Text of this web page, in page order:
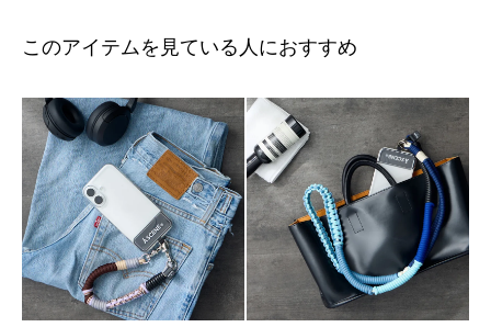
このアイテムを見ている人におすすめ